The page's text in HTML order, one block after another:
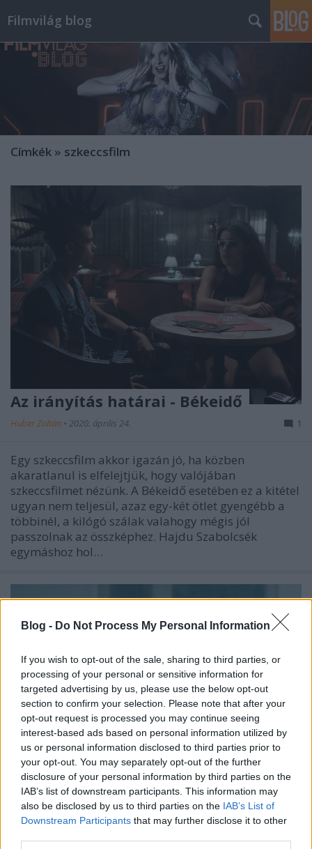
Blog - Do Not Process My Personal Information
If you wish to opt-out of the sale, sharing to third parties, or
processing of your personal or sensitive information for
targeted advertising by us, please use the below opt-out
section to confirm your selection. Please note that after your
opt-out request is processed you may continue seeing
interest-based ads based on personal information utilized by
us or personal information disclosed to third parties prior to
your opt-out. You may separately opt-out of the further
disclosure of your personal information by third parties on the
IAB’s list of downstream participants. This information may
also be disclosed by us to third parties on the IAB’s List of
Downstream Participants that may further disclose it to other
Filmvilág blog
Címkék » szkeccsfilm
Az irányítás határai - Békeidő
Huber Zoltán • 2020. április 24. 1
Egy szkeccsfilm akkor igazán jó, ha közben
akaratlanul is elfelejtjük, hogy valójában
szkeccsfilmet nézünk. A Békeidő esetében ez a kitétel
ugyan nem teljesül, azaz egy-két ötlet gyengébb a
többinél, a kilógó szálak valahogy mégis jól
passzolnak az összképhez. Hajdu Szabolcsék
egymáshoz hol…
Szabadesés - Hét az egyben
filmvilág•2017. január 27.